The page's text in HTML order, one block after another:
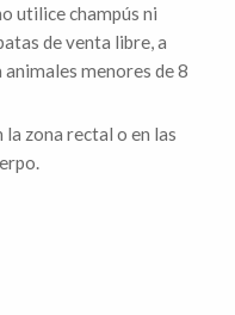
utilice champús ni
de venta libre, a
menores de 8
la zona rectal o en las